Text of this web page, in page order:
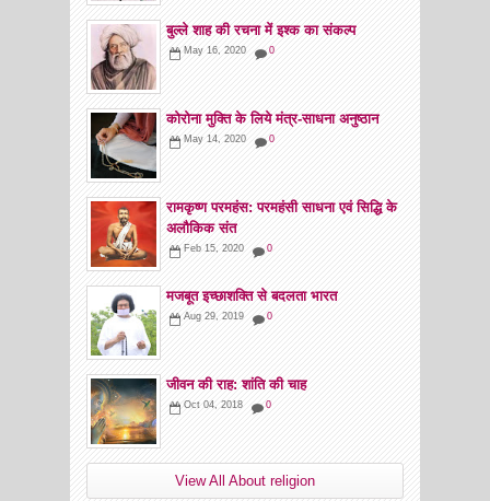
बुल्ले शाह की रचना में इश्क का संकल्प
May 16, 2020 0
कोरोना मुक्ति के लिये मंत्र-साधना अनुष्ठान
May 14, 2020 0
रामकृष्ण परमहंस: परमहंसी साधना एवं सिद्धि के
अलौकिक संत
Feb 15, 2020 0
मजबूत इच्छाशक्ति से बदलता भारत
Aug 29, 2019 0
जीवन की राह: शांति की चाह
Oct 04, 2018 0
View All About religion